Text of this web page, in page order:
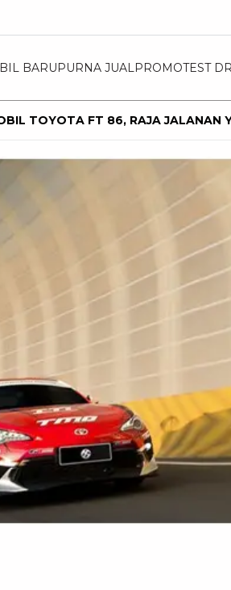
BARUPURNA JUAL PROMOTEST
TOYOTA FT 86, RAJA JALANAN